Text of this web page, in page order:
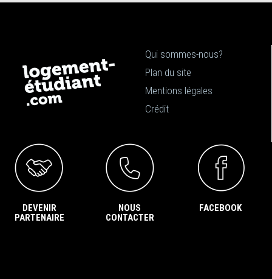
Qui sommes-nous?
Plan du site
Mentions légales
Crédit
DEVENIR
PARTENAIRE
NOUS
CONTACTER
FACEBOOK